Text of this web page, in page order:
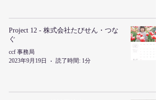
Project 12 - 株式会社たびせん・つな
ぐ
ccf 事務局
2023年9月19日
読了時間: 1分